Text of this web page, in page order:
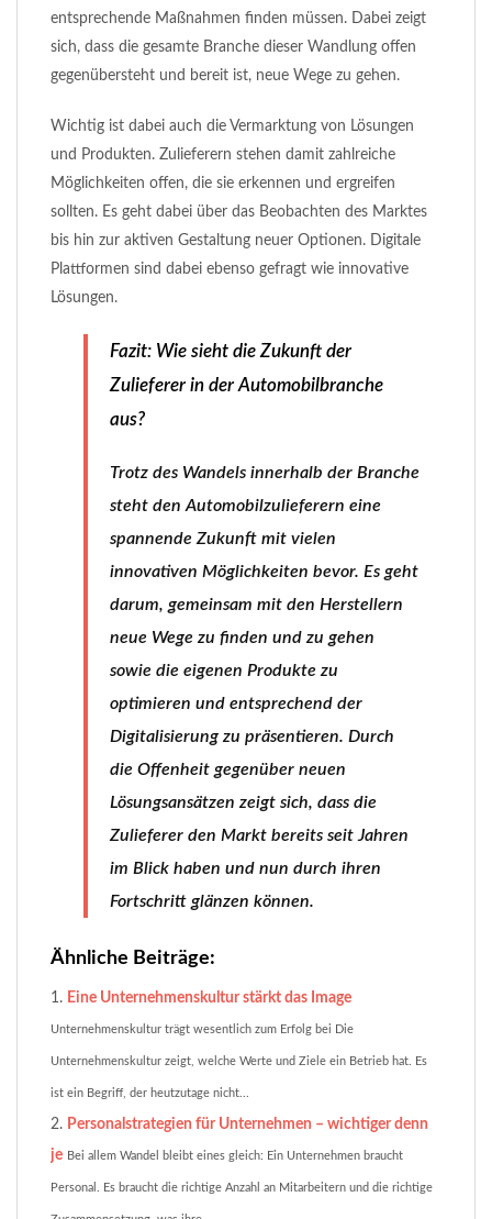
entsprechende Maßnahmen finden müssen. Dabei zeigt
sich, dass die gesamte Branche dieser Wandlung offen
gegenübersteht und bereit ist, neue Wege zu gehen.
Wichtig ist dabei auch die Vermarktung von Lösungen
und Produkten. Zulieferern stehen damit zahlreiche
Möglichkeiten offen, die sie erkennen und ergreifen
sollten. Es geht dabei über das Beobachten des Marktes
bis hin zur aktiven Gestaltung neuer Optionen. Digitale
Plattformen sind dabei ebenso gefragt wie innovative
Lösungen.
Fazit: Wie sieht die Zukunft der
Zulieferer in der Automobilbranche
aus?
Trotz des Wandels innerhalb der Branche
steht den Automobilzulieferern eine
spannende Zukunft mit vielen
innovativen Möglichkeiten bevor. Es geht
darum, gemeinsam mit den Herstellern
neue Wege zu finden und zu gehen
sowie die eigenen Produkte zu
optimieren und entsprechend der
Digitalisierung zu präsentieren. Durch
die Offenheit gegenüber neuen
Lösungsansätzen zeigt sich, dass die
Zulieferer den Markt bereits seit Jahren
im Blick haben und nun durch ihren
Fortschritt glänzen können.
Ähnliche Beiträge:
Eine Unternehmenskultur stärkt das Image
Unternehmenskultur trägt wesentlich zum Erfolg bei Die
Unternehmenskultur zeigt, welche Werte und Ziele ein Betrieb hat. Es
ist ein Begriff, der heutzutage nicht...
Personalstrategien für Unternehmen – wichtiger denn
je Bei allem Wandel bleibt eines gleich: Ein Unternehmen braucht
Personal. Es braucht die richtige Anzahl an Mitarbeitern und die richtige